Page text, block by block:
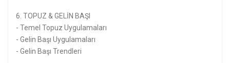
6. TOPUZ & GELİN BAŞI
- Temel Topuz Uygulamaları
- Gelin Başı Uygulamaları
- Gelin Başı Trendleri